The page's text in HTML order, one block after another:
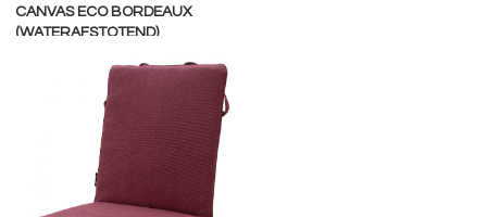
CANVAS ECO BORDEAUX
(WATERAFSTOTEND)